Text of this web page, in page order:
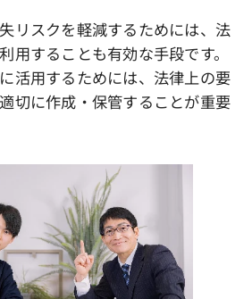
リスクを軽減するためには、法
用することも有効な手段です。
活用するためには、法律上の要
切に作成・保管することが重要